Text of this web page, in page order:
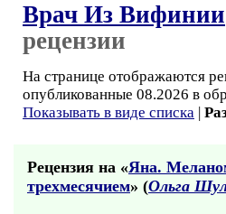
Врач Из Вифинии
рецензии
На странице отображаются
опубликованные 08.2026 в
Показывать в виде списка |
Рецензия на «Яна.
трехмесячием» (Ольга